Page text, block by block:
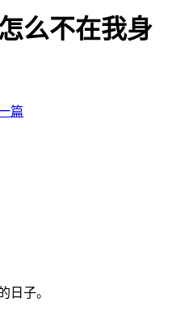
么不在我身
篇
日子。